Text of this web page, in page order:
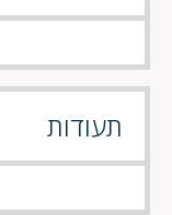
תעודות